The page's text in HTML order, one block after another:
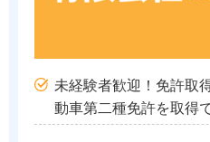
未経験者歓迎！免許取
動車第二種免許を取得